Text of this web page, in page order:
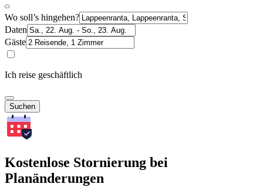
Wo soll’s hingehen?
Daten
Gäste
Ich reise geschäftlich
Suchen
Kostenlose Stornierung bei
Planänderungen